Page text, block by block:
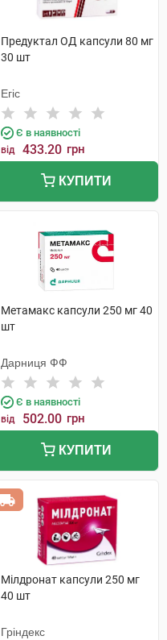
Предуктал ОД капсули 80 мг
30 шт
Егіс
Є в наявності
від 433.20 грн
КУПИТИ
Метамакс капсули 250 мг 40
шт
Дарниця ФФ
Є в наявності
від 502.00 грн
КУПИТИ
Мілдронат капсули 250 мг
40 шт
Гріндекс